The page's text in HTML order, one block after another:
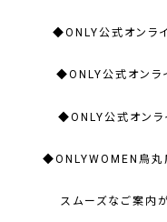
◆ONLY公式オンラ
◆ONLY公式オンラ
◆ONLY公式オンラ
◆ONLYWOMEN烏丸
スムーズなご案内が